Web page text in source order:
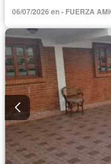
06/07/2026 en - FUERZA